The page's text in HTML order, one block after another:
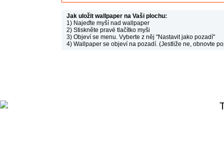
Jak uložit wallpaper na Vaši plochu:
1) Najeďte myší nad wallpaper
2) Stiskněte pravé tlačítko myši
3) Objeví se menu. Vyberte z něj "Nastavit jako pozadí"
4) Wallpaper se objeví na pozadí. (Jestliže ne, obnovte